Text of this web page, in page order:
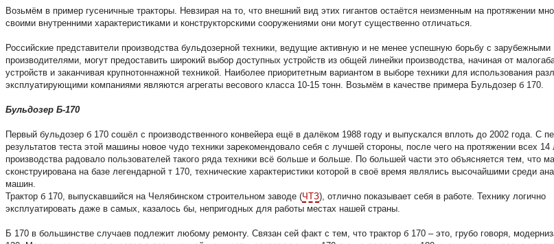
Возьмём в пример гусеничные тракторы. Невзирая на то, что внешний вид этих гигантов остаётся неизменным на протяжении
своими внутренними характеристиками и конструкторскими сооружениями они могут существенно отличаться.
Российские представители производства бульдозерной техники, ведущие активную и не менее успешную борьбу с зарубежными
производителями, могут предоставить широкий выбор доступных устройств из общей линейки производства, начиная от
устройств и заканчивая крупнотоннажной техникой. Наиболее приоритетным вариантом в выборе техники для использования
эксплуатирующими компаниями являются агрегаты весового класса 10-15 тонн. Возьмём в качестве примера Бульдозер б 170.
Бульдозер Б-170
Первый бульдозер б 170 сошёл с производственного конвейера ещё в далёком 1988 году и выпускался вплоть до 2002 года. С
результатов теста этой машины новое чудо техники зарекомендовало себя с лучшей стороны, после чего на протяжении всех 14
производства радовало пользователей такого ряда техники всё больше и больше. По большей части это объясняется тем, что
сконструирована на базе легендарной т 170, технические характеристики которой в своё время являлись высочайшими среди
машин.
Трактор б 170, выпускавшийся на Челябинском строительном заводе (ЧТЗ), отлично показывает себя в работе. Технику логично
эксплуатировать даже в самых, казалось бы, непригодных для работы местах нашей страны.
Б 170 в большинстве случаев подлежит любому ремонту. Связан сей факт с тем, что трактор б 170 – это, грубо говоря,